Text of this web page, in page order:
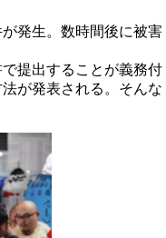
発生。数時間後に被害
提出することが義務付
が発表される。そんな